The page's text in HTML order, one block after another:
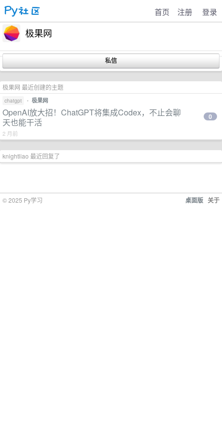
首页 注册 登录
极果网
极果网 最近创建的主题
chatgpt • 极果网
OpenAI放大招！ChatGPT将集成Codex，不止会聊
天也能干活
2 月前
0
knightliao 最近回复了
桌面版 关于
© 2025 Py学习